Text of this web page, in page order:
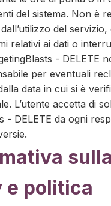
del sistema. Non è
del servizio,
relativi ai dati o
- DELETE
per eventuali
data in cui si è
L’utente accetta di
- DELETE da ogni
sulla
e politica